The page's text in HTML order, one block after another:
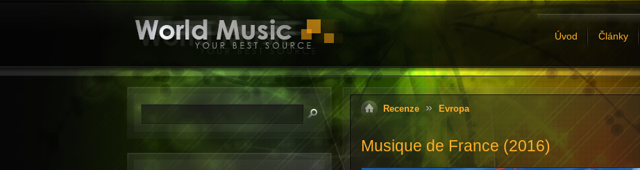
Úvod Články
Recenze Evropa
Musique de France (2016)